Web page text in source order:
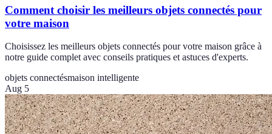
Comment choisir les meilleurs objets connectés pour
votre maison
Choisissez les meilleurs objets connectés pour votre maison grâce à
notre guide complet avec conseils pratiques et astuces d'experts.
objets connectésmaison intelligente
Aug 5